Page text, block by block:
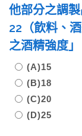
他部分之調
22（飲料、
之酒精強度
(A)15
(B)18
(C)20
(D)25